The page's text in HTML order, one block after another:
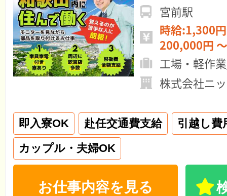
宮前駅
時給:1,300
200,000円
工場・軽作
株式会社ニ
即入寮OK 赴任交通費支給
引越し費
カップル・夫婦OK
お仕事内容を見る